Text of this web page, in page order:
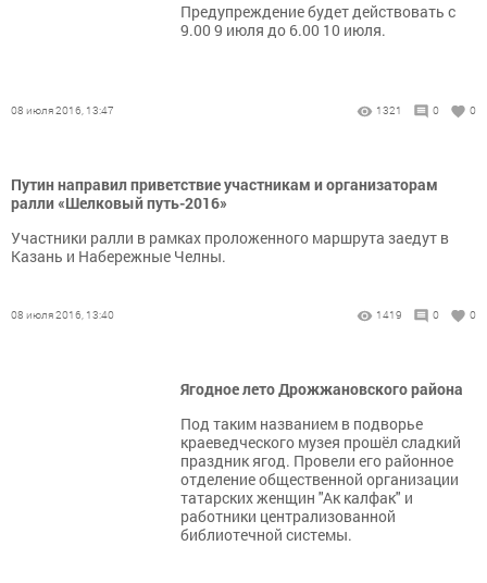
Предупреждение будет действовать с
9.00 9 июля до 6.00 10 июля.
08 июля 2016, 13:47 1321 0 0
Путин направил приветствие участникам и организаторам
ралли «Шелковый путь-2016»
Участники ралли в рамках проложенного маршрута заедут в
Казань и Набережные Челны.
08 июля 2016, 13:40 1419 0 0
Ягодное лето Дрожжановского района
Под таким названием в подворье
краеведческого музея прошёл сладкий
праздник ягод. Провели его районное
отделение общественной организации
татарских женщин "Ак калфак" и
работники централизованной
библиотечной системы.